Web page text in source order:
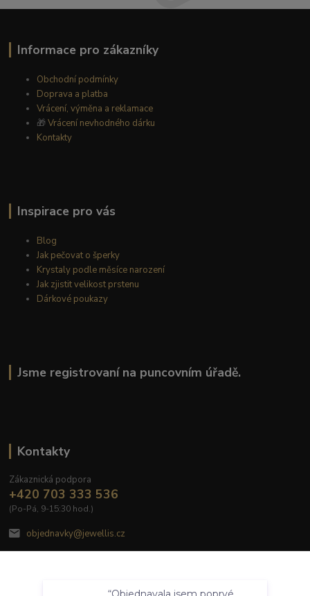
Informace pro zákazníky
Obchodní podmínky
Doprava a platba
Vrácení, výměna a reklamace
🎁Vrácení nevhodného dárku
Kontakty
Inspirace pro vás
Blog
Jak pečovat o šperky
Krystaly podle měsíce narození
Jak zjistit velikost prstenu
Dárkové poukazy
Jsme registrovaní na puncovním úřadě.
Kontakty
Zákaznická podpora
+420 703 333 536
(Po-Pá, 9-15:30 hod.)
objednavky@jewellis.cz
Nastavení